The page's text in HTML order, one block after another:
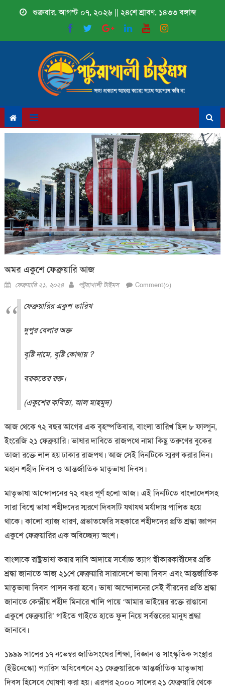
শুক্রবার, আগস্ট ০৭, ২০২৬ || ২৪শে শ্রাবণ, ১৪৩৩ বঙ্গাব্দ
অমর একুশে ফেব্রুয়ারি আজ
Posted
ফেব্রুয়ারি ২১, ২০২৪ Author
পটুয়াখালী টাইমস Comment(০)
ফেব্রুয়ারির একুশ তারিখ
দুপুর বেলার অক্ত
বৃষ্টি নামে, বৃষ্টি কোথায় ?
বরকতের রক্ত।
(একুশের কবিতা, আল মাহমুদ)
আজ থেকে ৭২ বছর আগের এক বৃহস্পতিবার, বাংলা তারিখ ছিল ৮ ফাল্গুন,
ইংরেজি ২১ ফেব্রুয়ারি। ভাষার দাবিতে রাজপথে নামা কিছু তরুণের বুকের
তাজা রক্তে লাল হয় ঢাকার রাজপথ। আজ সেই দিনটিকে স্মরণ করার দিন।
মহান শহীদ দিবস ও আন্তর্জাতিক মাতৃভাষা দিবস।
মাতৃভাষা আন্দোলনের ৭২ বছর পূর্ণ হলো আজ। এই দিনটিতে বাংলাদেশসহ
সারা বিশ্বে ভাষা শহীদদের স্মরণে দিবসটি যথাযথ মর্যাদায় পালিত হয়ে
থাকে। কালো ব্যাজ ধারণ, প্রভাতফেরি সহকারে শহীদদের প্রতি শ্রদ্ধা জ্ঞাপন
একুশে ফেব্রুয়ারির এক অবিচ্ছেদ্য অংশ।
বাংলাকে রাষ্ট্রভাষা করার দাবি আদায়ে সর্বোচ্চ ত্যাগ স্বীকারকারীদের প্রতি
শ্রদ্ধা জানাতে আজ ২১শে ফেব্রুয়ারি সারাদেশে ভাষা দিবস এবং আন্তর্জাতিক
মাতৃভাষা দিবস পালন করা হবে। ভাষা আন্দোলনের সেই বীরদের প্রতি শ্রদ্ধা
জানাতে কেন্দ্রীয় শহীদ মিনারে খালি পায়ে ‘আমার ভাইয়ের রক্তে রাঙানো
একুশে ফেব্রুয়ারি’ গাইতে গাইতে হাতে ফুল নিয়ে সর্বস্তরের মানুষ শ্রদ্ধা
জানাবে।
১৯৯৯ সালের ১৭ নভেম্বর জাতিসংঘের শিক্ষা, বিজ্ঞান ও সাংস্কৃতিক সংস্থার
(ইউনেস্কো) প্যারিস অধিবেশনে ২১ ফেব্রুয়ারিকে আন্তর্জাতিক মাতৃভাষা
দিবস হিসেবে ঘোষণা করা হয়। এরপর ২০০০ সালের ২১ ফেব্রুয়ারি থেকে